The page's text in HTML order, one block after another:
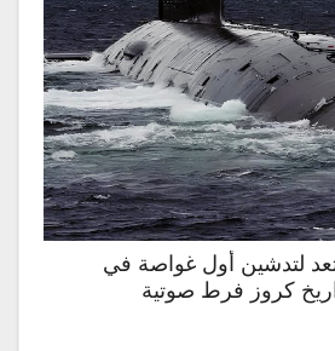
لتدشين أول غواصة في
كروز فرط صوتية